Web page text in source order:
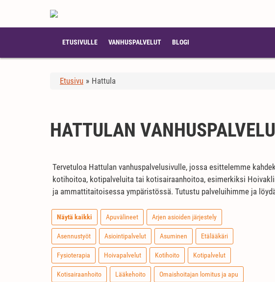
ETUSIVULLE VANHUSPALVELUT BLOGI
Etusivu » Hattula
HATTULAN
Tervetuloa Hattulan vanhuspalvelusivulle, jossa esittelemme
kotihoitoa, kotipalveluita tai kotisairaanhoitoa, esimerkiksi
ja ammattitaitoisessa ympäristössä. Tutustu palveluihimme ja
Näytä kaikki Apuvälineet Arjen asioiden järjestely
Asennustyöt Asiointipalvelut Asuminen Etälääkäri
Fysioterapia Hoivapalvelut Kotihoito Kotipalvelut
Kotisairaanhoito Lääkehoito Omaishoitajan lomitus ja apu